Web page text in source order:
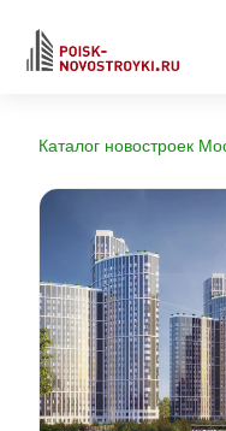
Каталог новостроек